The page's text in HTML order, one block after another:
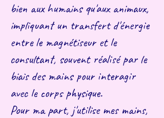
bien aux humains qu'aux animaux,
impliquant un transfert d'énergie
entre le magnétiseur et le
consultant, souvent réalisé par le
biais des mains pour interagir
avec le corps physique.
Pour ma part, j'utilise mes mains,